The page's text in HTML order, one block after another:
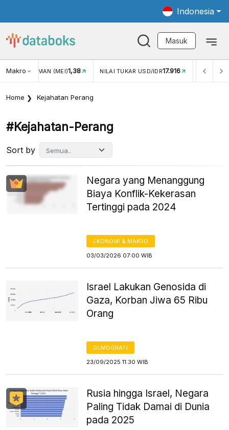
Indonesia
Masuk
MakroWISMAN (MEI)1,38 NILAI TUKAR USD/IDR17.916 INFLASI
Home Kejahatan Perang
#kejahatan-Perang
Sort by
Negara yang Menanggung
Biaya Konflik-Kekerasan
Tertinggi pada 2024
EKONOMI & MAKRO
03/03/2026 07:00 WIB
Israel Lakukan Genosida di
Gaza, Korban Jiwa 65 Ribu
Orang
DEMOGRAFI
23/09/2025 11:30 WIB
Rusia hingga Israel, Negara
Paling Tidak Damai di Dunia
pada 2025